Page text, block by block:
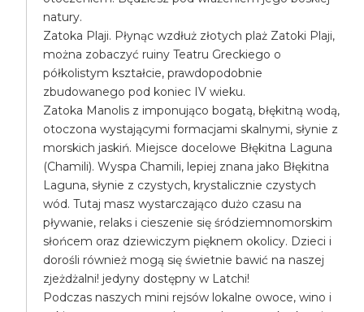
natury.
Zatoka Plaji. Płynąc wzdłuż złotych plaż Zatoki Plaji,
można zobaczyć ruiny Teatru Greckiego o
półkolistym kształcie, prawdopodobnie
zbudowanego pod koniec IV wieku.
Zatoka Manolis z imponująco bogatą, błękitną wodą,
otoczona wystającymi formacjami skalnymi, słynie z
morskich jaskiń. Miejsce docelowe Błękitna Laguna
(Chamili). Wyspa Chamili, lepiej znana jako Błękitna
Laguna, słynie z czystych, krystalicznie czystych
wód. Tutaj masz wystarczająco dużo czasu na
pływanie, relaks i cieszenie się śródziemnomorskim
słońcem oraz dziewiczym pięknem okolicy. Dzieci i
dorośli również mogą się świetnie bawić na naszej
zjeżdżalni! jedyny dostępny w Latchi!
Podczas naszych mini rejsów lokalne owoce, wino i